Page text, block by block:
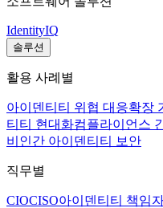
IdentityIQ
솔루션
활용 사례별
아이덴티티 위협 대응확장
티티 현대화컴플라이언스
비인간 아이덴티티 보안
직무별
CIOCISO아이덴티티 책임